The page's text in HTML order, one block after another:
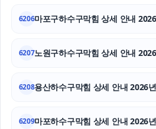
6206마포구하수구막힘 상세 안내
6207노원구하수구막힘 상세 안내
6208용산하수구막힘 상세 안내 2026
6209마포하수구막힘 상세 안내 2026